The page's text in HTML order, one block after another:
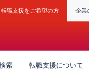
転職支援をご希望の方 企業
索 転職支援について